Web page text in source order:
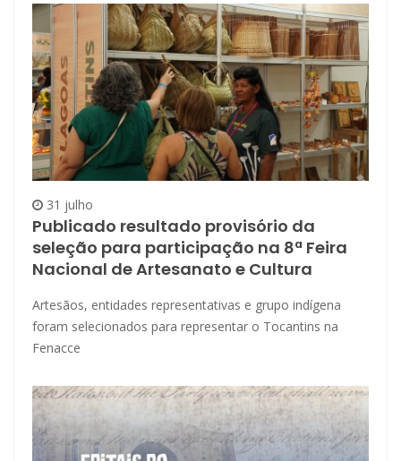
31 julho
Publicado resultado provisório da
seleção para participação na 8ª Feira
Nacional de Artesanato e Cultura
Artesãos, entidades representativas e grupo indígena
foram selecionados para representar o Tocantins na
Fenacce